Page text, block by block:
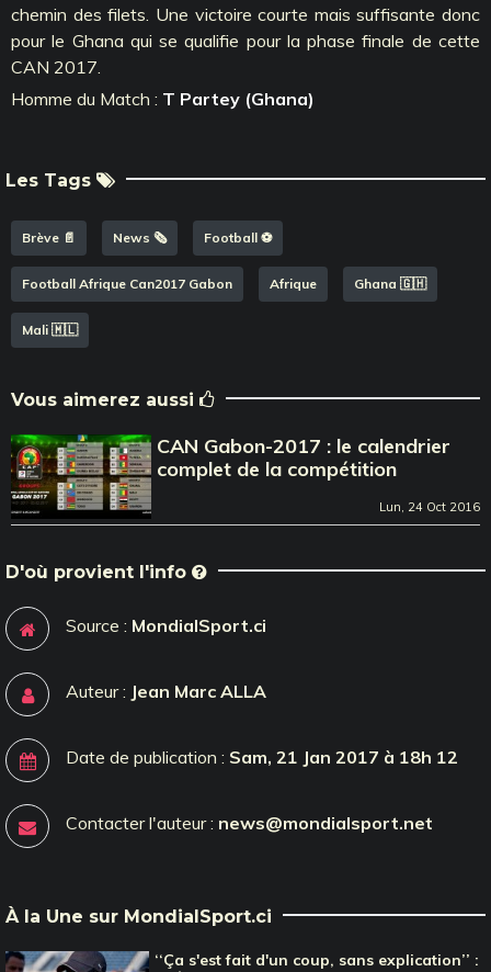
chemin des filets. Une victoire courte mais suffisante donc
pour le Ghana qui se qualifie pour la phase finale de cette
CAN 2017.
Homme du Match : T Partey (Ghana)
Les Tags
Brève 📄 News 🗞️ Football ⚽️
Football Afrique Can2017 Gabon Afrique Ghana 🇬🇭
Mali 🇲🇱
Vous aimerez aussi
CAN Gabon-2017 : le calendrier
complet de la compétition
Lun, 24 Oct 2016
D'où provient l'info
Source : MondialSport.ci
Auteur : Jean Marc ALLA
Date de publication : Sam, 21 Jan 2017 à 18h 12
Contacter l'auteur : news@mondialsport.net
À la Une sur MondialSport.ci
‘‘Ça s'est fait d'un coup, sans explication’’ :